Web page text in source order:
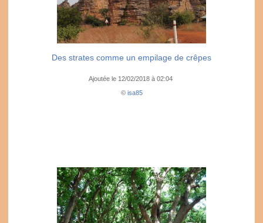
Des strates comme un empilage de crêpes
Ajoutée le 12/02/2018 à 02:04
© isa85